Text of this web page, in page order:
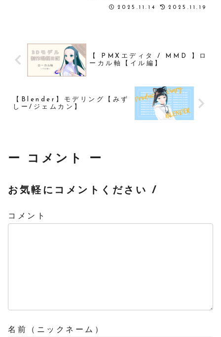
ターが地面に埋まる現象はお着
2025.11.14 2025.11.19
【 PMXエディタ / MMD 】ロ
ーカル軸【イル編】
【Blender】モデリング【みず
しー/ジェムカン】
ー コメント ー
お気軽にコメントください /
コメント
名前（ニックネーム）